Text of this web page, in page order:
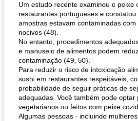
Um estudo recente examinou o peixe
restaurantes portugueses e
amostras estavam contaminadas
nocivos (48).
No entanto, procedimentos
e manuseio de alimentos podem
contaminação (49, 50).
Para reduzir o risco de intoxicação
sushi em restaurantes respeitáveis,
probabilidade de seguir práticas de
adequadas. Você também pode optar
vegetarianos ou feitos com peixe
Algumas pessoas - incluindo